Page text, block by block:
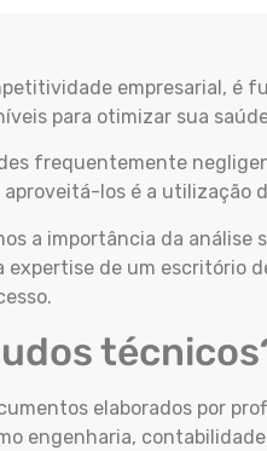
empresarial, é
para otimizar sua
frequentemente
los é a utilização
a importância da
de um escritório
elaborados por
engenharia,